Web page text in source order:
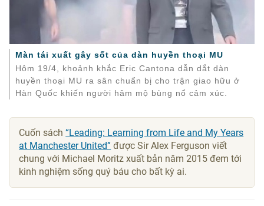
Màn tái xuất gây sốt của dàn huyền thoại MU
Hôm 19/4, khoảnh khắc Eric Cantona dẫn dắt dàn
huyền thoại MU ra sân chuẩn bị cho trận giao hữu ở
Hàn Quốc khiến người hâm mộ bùng nổ cảm xúc.
Cuốn sách“Leading: Learning from Life and My Years
at Manchester United” được Sir Alex Ferguson viết
chung với Michael Moritz xuất bản năm 2015 đem tới
kinh nghiệm sống quý báu cho bất kỳ ai.